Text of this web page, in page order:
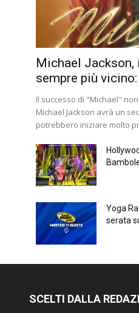
Michael
sempre più vicino:
Il successo di "Michael"
Michael Jackson avrà un
potrebbero iniziare molto
Yoga
serata
SCELTI DALLA